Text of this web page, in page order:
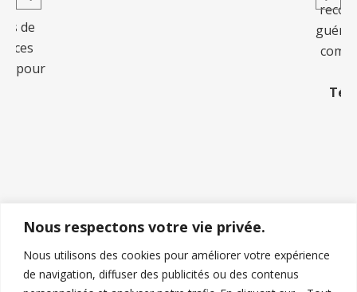
Nous respectons votre vie privée.
Nous utilisons des cookies pour améliorer votre expérience
de navigation, diffuser des publicités ou des contenus
de
pour